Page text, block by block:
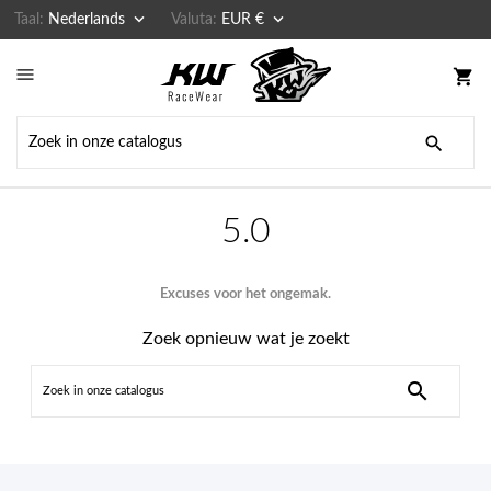
Taal: Nederlands  Valuta: EUR € 
 shopping_cart

5.0
Excuses voor het ongemak.
Zoek opnieuw wat je zoekt
